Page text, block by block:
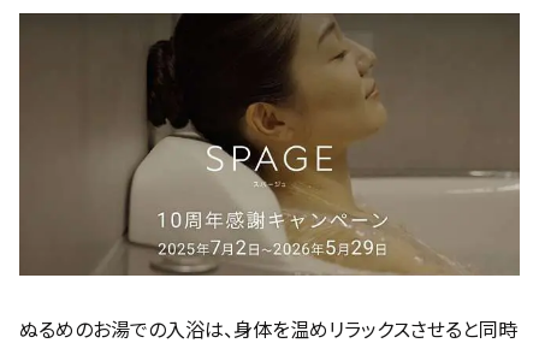
ぬるめのお湯での入浴は、身体を温めリラックスさせると同時